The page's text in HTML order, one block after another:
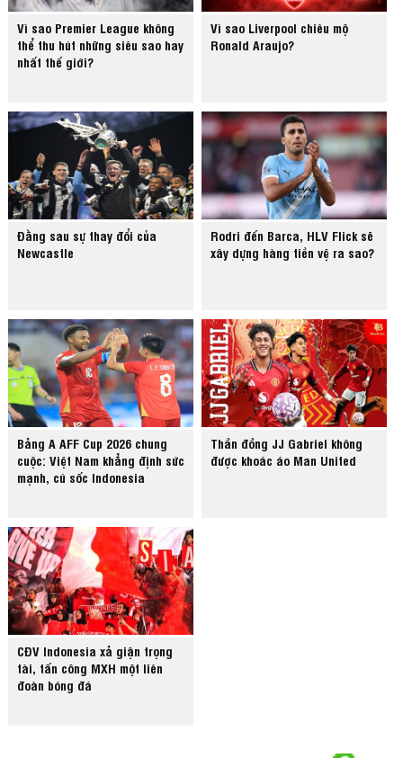
Vì sao Premier League không
thể thu hút những siêu sao hay
nhất thế giới?
Vì sao Liverpool chiêu mộ
Ronald Araujo?
Đằng sau sự thay đổi của
Newcastle
Rodri đến Barca, HLV Flick sẽ
xây dựng hàng tiền vệ ra sao?
Bảng A AFF Cup 2026 chung
cuộc: Việt Nam khẳng định sức
mạnh, cú sốc Indonesia
Thần đồng JJ Gabriel không
được khoác áo Man United
CĐV Indonesia xả giận trọng
tài, tấn công MXH một liên
đoàn bóng đá